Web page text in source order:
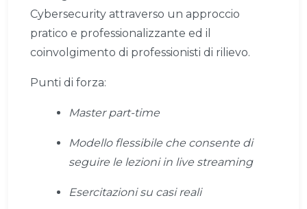
Cybersecurity attraverso un approccio
pratico e professionalizzante ed il
coinvolgimento di professionisti di rilievo.
Punti di forza:
Master part-time
Modello flessibile che consente di
seguire le lezioni in live streaming
Esercitazioni su casi reali